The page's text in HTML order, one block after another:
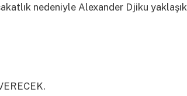
nedeniyle Alexander Djiku